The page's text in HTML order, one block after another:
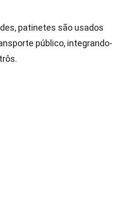
patinetes são usados
público, integrando-